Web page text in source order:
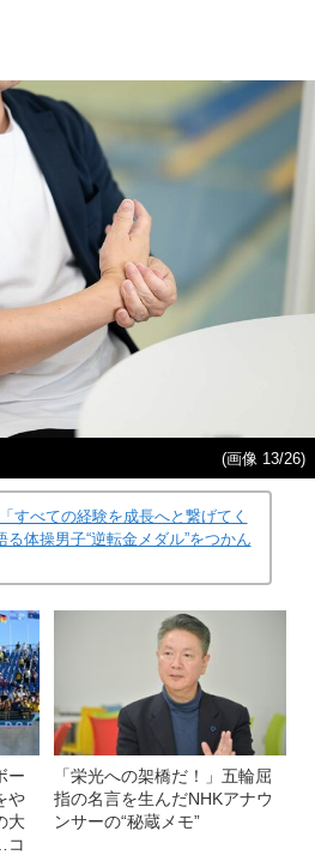
(画像 13/26)
すべての経験を成長へと繋げてく
体操男子“逆転金メダル”をつかん
ー
や
大
コ
「栄光への架橋だ！」五輪屈
指の名言を生んだNHKアナウ
ンサーの“秘蔵メモ”